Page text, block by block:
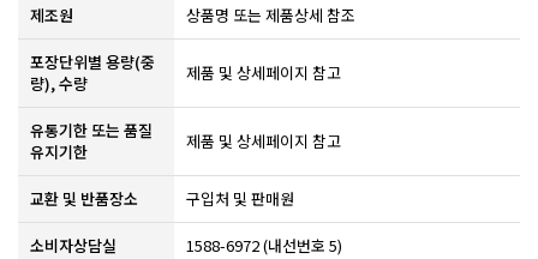
제조원 ​상품명 또는 제품상세 참조​
포장단위별 용량(중
량), 수량
제품 및 상세페이지 참고
유통기한 또는 품질
유지기한
​제품 및 상세페이지 참고​
교환 및 반품장소 구입처 및 판매원
소비자상담실 1588-6972 (내선번호 5)